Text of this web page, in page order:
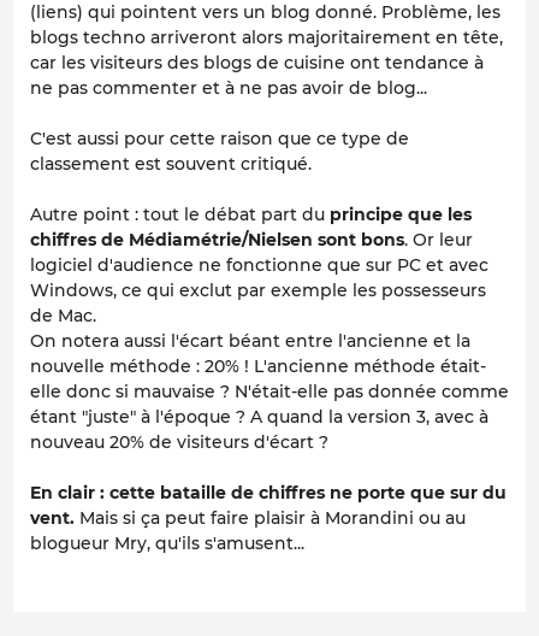
(liens) qui pointent vers un blog donné. Problème, les
blogs techno arriveront alors majoritairement en tête,
car les visiteurs des blogs de cuisine ont tendance à
ne pas commenter et à ne pas avoir de blog...
C'est aussi pour cette raison que ce type de
classement est souvent critiqué.
Autre point : tout le débat part du principe que les
chiffres de Médiamétrie/Nielsen sont bons. Or leur
logiciel d'audience ne fonctionne que sur PC et avec
Windows, ce qui exclut par exemple les possesseurs
de Mac.
On notera aussi l'écart béant entre l'ancienne et la
nouvelle méthode : 20% ! L'ancienne méthode était-
elle donc si mauvaise ? N'était-elle pas donnée comme
étant "juste" à l'époque ? A quand la version 3, avec à
nouveau 20% de visiteurs d'écart ?
En clair : cette bataille de chiffres ne porte que sur du
vent. Mais si ça peut faire plaisir à Morandini ou au
blogueur Mry, qu'ils s'amusent...